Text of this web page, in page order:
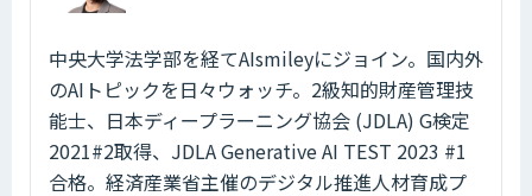
中央大学法学部を経てAIsmileyにジョイン。国内外
のAIトピックを日々ウォッチ。2級知的財産管理技
能士、日本ディープラーニング協会 (JDLA) G検定
2021#2取得、JDLA Generative AI TEST 2023 #1
合格。経済産業省主催のデジタル推進人材育成プ